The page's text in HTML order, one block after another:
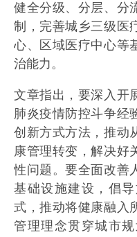
健全分级、分层、分
制，完善城乡三级医
心、区域医疗中心等
治能力。
文章指出，要深入开
肺炎疫情防控斗争经
创新方式方法，推动
康管理转变，解决好
性问题。要全面改善
基础设施建设，倡
式，推动将健康融入
管理理念贯穿城市